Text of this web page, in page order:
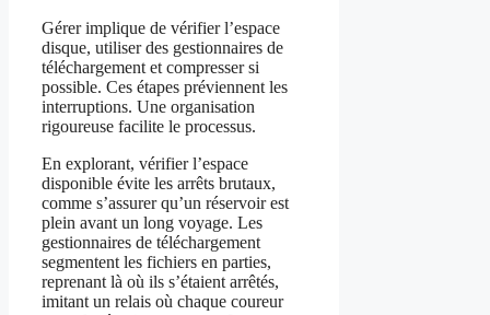
Gérer implique de vérifier l’espace
disque, utiliser des gestionnaires de
téléchargement et compresser si
possible. Ces étapes préviennent les
interruptions. Une organisation
rigoureuse facilite le processus.
En explorant, vérifier l’espace
disponible évite les arrêts brutaux,
comme s’assurer qu’un réservoir est
plein avant un long voyage. Les
gestionnaires de téléchargement
segmentent les fichiers en parties,
reprenant là où ils s’étaient arrêtés,
imitant un relais où chaque coureur